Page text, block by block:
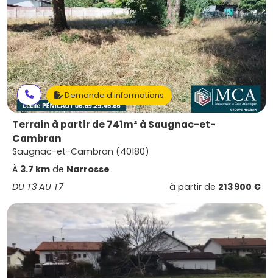
Demande d'informations
Terrain à partir de 741m² à Saugnac-et-
Cambran
Saugnac-et-Cambran (40180)
À 3.7 km de Narrosse
DU T3 AU T7
à partir de 213 900 €